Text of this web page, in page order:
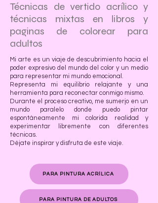
Técnicas de vertido acrílico y
técnicas mixtas en libros y
paginas de colorear para
adultos
Mi arte es un viaje de descubrimiento hacia el
poder expresivo del mundo del color y un medio
para representar mi mundo emocional.
Representa mi equilibrio relajante y una
herramienta para reconectar conmigo mismo.
Durante el proceso creativo, me sumerjo en un
mundo paralelo donde puedo pintar
espontáneamente mi colorida realidad y
experimentar libremente con diferentes
técnicas.
Déjate inspirar y disfruta de este viaje.
PARA PINTURA ACRÍLICA
PARA PINTURA DE ADULTOS